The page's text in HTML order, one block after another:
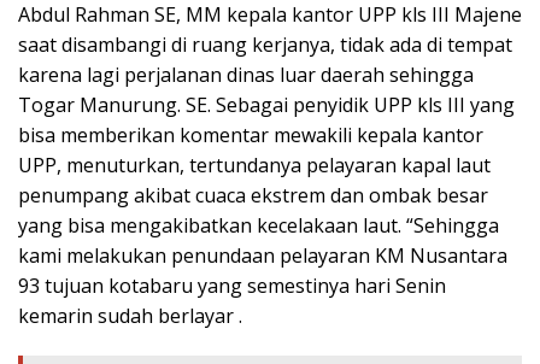
Abdul Rahman SE, MM kepala kantor UPP kls III Majene
saat disambangi di ruang kerjanya, tidak ada di tempat
karena lagi perjalanan dinas luar daerah sehingga
Togar Manurung. SE. Sebagai penyidik UPP kls III yang
bisa memberikan komentar mewakili kepala kantor
UPP, menuturkan, tertundanya pelayaran kapal laut
penumpang akibat cuaca ekstrem dan ombak besar
yang bisa mengakibatkan kecelakaan laut. “Sehingga
kami melakukan penundaan pelayaran KM Nusantara
93 tujuan kotabaru yang semestinya hari Senin
kemarin sudah berlayar .